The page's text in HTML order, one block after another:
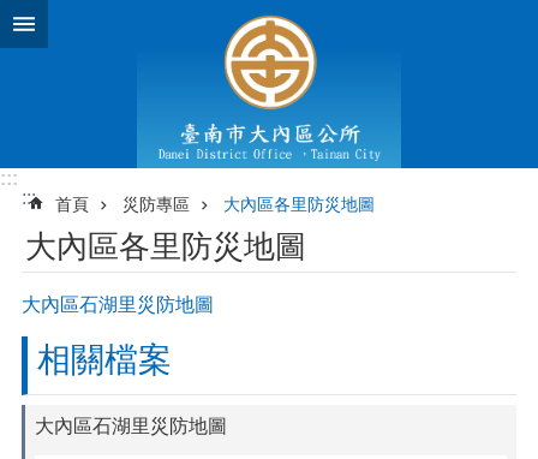
跳到主要內容區塊
:::
:::
首頁 災防專區 大內區各里防災地圖
大內區各里防災地圖
大內區石湖里災防地圖
相關檔案
大內區石湖里災防地圖